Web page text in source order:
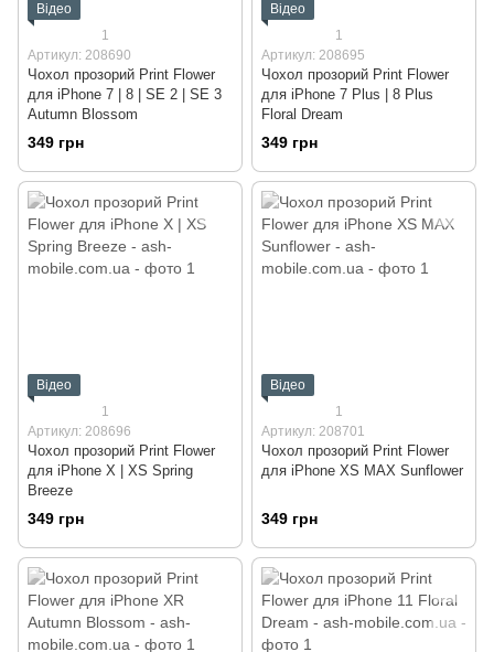
Відео
1
Артикул: 208690
Чохол прозорий Print Flower
для iPhone 7 | 8 | SE 2 | SE 3
Autumn Blossom
349 грн
Відео
1
Артикул: 208695
Чохол прозорий Print Flower
для iPhone 7 Plus | 8 Plus
Floral Dream
349 грн
Відео
1
Артикул: 208696
Чохол прозорий Print Flower
для iPhone X | XS Spring
Breeze
349 грн
Відео
1
Артикул: 208701
Чохол прозорий Print Flower
для iPhone XS MAX Sunflower
349 грн